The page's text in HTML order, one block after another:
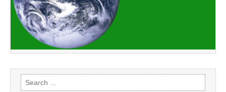
Search
for: